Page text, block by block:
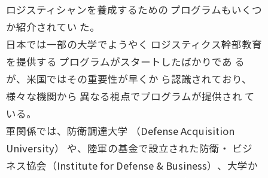
ロジスティシャンを養成するための プログラムもいくつ
か紹介されてい た。
日本では一部の大学でようやく ロジスティクス幹部教育
を提供する プログラムがスタートしたばかりであ る
が、米国ではその重要性が早くか ら認識されており、
様々な機関から 異なる視点でプログラムが提供され て
いる。
軍関係では、防衛調達大学 （Defense Acquisition
University） や、陸軍の基金で設立された防衛・ ビジ
ネス協会（Institute for Defense & Business）、大学か